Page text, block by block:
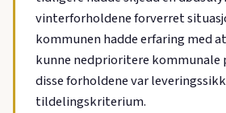
vinterforholdene forverret
kommunen hadde erfaring med
kunne nedprioritere kommunale
disse forholdene var
tildelingskriterium.